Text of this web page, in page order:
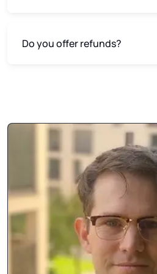
Do you offer refunds?